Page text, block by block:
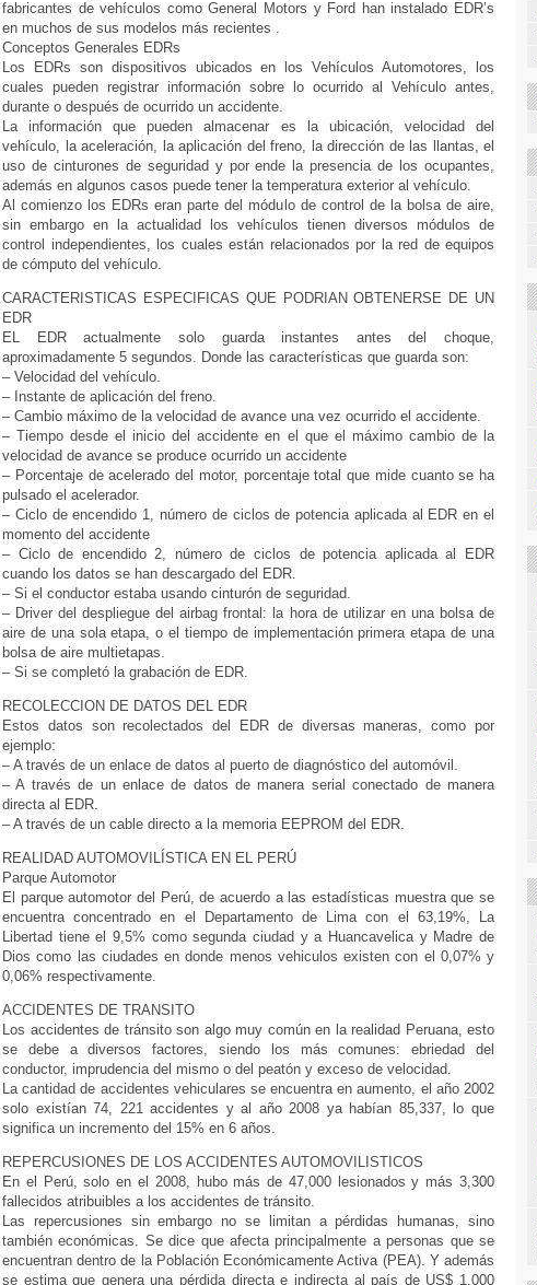
fabricantes de vehículos como General Motors y Ford han instalado EDR’s
en muchos de sus modelos más recientes .
Conceptos Generales EDRs
Los EDRs son dispositivos ubicados en los Vehículos Automotores, los
cuales pueden registrar información sobre lo ocurrido al Vehículo antes,
durante o después de ocurrido un accidente.
La información que pueden almacenar es la ubicación, velocidad del
vehículo, la aceleración, la aplicación del freno, la dirección de las llantas, el
uso de cinturones de seguridad y por ende la presencia de los ocupantes,
además en algunos casos puede tener la temperatura exterior al vehículo.
Al comienzo los EDRs eran parte del módulo de control de la bolsa de aire,
sin embargo en la actualidad los vehículos tienen diversos módulos de
control independientes, los cuales están relacionados por la red de equipos
de cómputo del vehículo.
CARACTERISTICAS ESPECIFICAS QUE PODRIAN OBTENERSE DE UN
EDR
EL EDR actualmente solo guarda instantes antes del choque,
aproximadamente 5 segundos. Donde las características que guarda son:
– Velocidad del vehículo.
– Instante de aplicación del freno.
– Cambio máximo de la velocidad de avance una vez ocurrido el accidente.
– Tiempo desde el inicio del accidente en el que el máximo cambio de la
velocidad de avance se produce ocurrido un accidente
– Porcentaje de acelerado del motor, porcentaje total que mide cuanto se ha
pulsado el acelerador.
– Ciclo de encendido 1, número de ciclos de potencia aplicada al EDR en el
momento del accidente
– Ciclo de encendido 2, número de ciclos de potencia aplicada al EDR
cuando los datos se han descargado del EDR.
– Si el conductor estaba usando cinturón de seguridad.
– Driver del despliegue del airbag frontal: la hora de utilizar en una bolsa de
aire de una sola etapa, o el tiempo de implementación primera etapa de una
bolsa de aire multietapas.
– Si se completó la grabación de EDR.
RECOLECCION DE DATOS DEL EDR
Estos datos son recolectados del EDR de diversas maneras, como por
ejemplo:
– A través de un enlace de datos al puerto de diagnóstico del automóvil.
– A través de un enlace de datos de manera serial conectado de manera
directa al EDR.
– A través de un cable directo a la memoria EEPROM del EDR.
REALIDAD AUTOMOVILÍSTICA EN EL PERÚ
Parque Automotor
El parque automotor del Perú, de acuerdo a las estadísticas muestra que se
encuentra concentrado en el Departamento de Lima con el 63,19%, La
Libertad tiene el 9,5% como segunda ciudad y a Huancavelica y Madre de
Dios como las ciudades en donde menos vehiculos existen con el 0,07% y
0,06% respectivamente.
ACCIDENTES DE TRANSITO
Los accidentes de tránsito son algo muy común en la realidad Peruana, esto
se debe a diversos factores, siendo los más comunes: ebriedad del
conductor, imprudencia del mismo o del peatón y exceso de velocidad.
La cantidad de accidentes vehiculares se encuentra en aumento, el año 2002
solo existían 74, 221 accidentes y al año 2008 ya habían 85,337, lo que
significa un incremento del 15% en 6 años.
REPERCUSIONES DE LOS ACCIDENTES AUTOMOVILISTICOS
En el Perú, solo en el 2008, hubo más de 47,000 lesionados y más 3,300
fallecidos atribuibles a los accidentes de tránsito.
Las repercusiones sin embargo no se limitan a pérdidas humanas, sino
también económicas. Se dice que afecta principalmente a personas que se
encuentran dentro de la Población Económicamente Activa (PEA). Y además
se estima que genera una pérdida directa e indirecta al país de US$ 1,000